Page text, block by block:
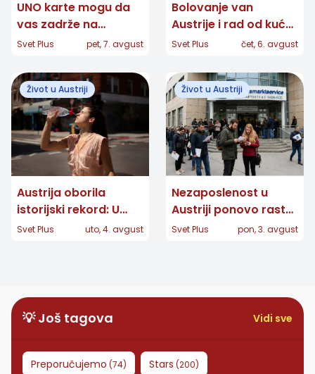
UNO karte mogu da
vas zadrže na
aerodromu u Beču:
neobičan
Svet Plus pet, 7. avgust
Bolovanje van
Austrije i rad od kuće:
Nova ÖGK pravila
moraju znati
Svet Plus čet, 6. avgust
Život u Austriji
Austrija oborila
istorijski rekord: U
Beču izmeren 41
Svet Plus uto, 4. avgust
Život u Austriji
Nezaposlenost u
Austriji ponovo raste:
Više od 364.000 ljudi
Svet Plus pon, 3. avgust
💡 Još tagova Vidi sve
Preporučujemo (74) Stars (200)